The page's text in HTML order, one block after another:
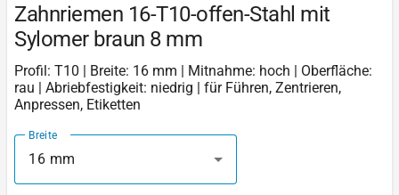
Zahnriemen 16-T10-offen-Stahl mit
Sylomer braun 8 mm
Profil: T10 | Breite: 16 mm | Mitnahme: hoch | Oberfläche:
rau | Abriebfestigkeit: niedrig | für Führen, Zentrieren,
Anpressen, Etiketten
Breite
16 mm